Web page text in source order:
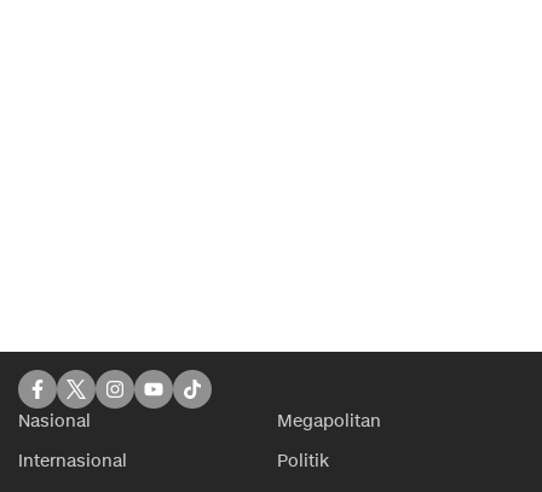
Nasional
Megapolitan
Internasional
Politik